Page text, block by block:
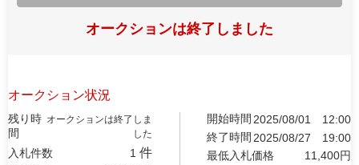
オークションは終了しました
オークション状況
残り時
間
オークションは終了しま
した
入札件数 1 件
開始時間 2025/08/01
12:00
終了時間 2025/08/27
19:00
最低入札価格
11,400円